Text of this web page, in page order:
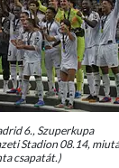
6., Szuperkupa
Stadion 08.14,
csapatát.)